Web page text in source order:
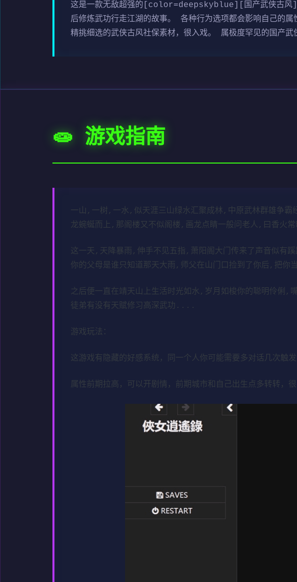
这是一款无敌超强的[color=deepskyblue][国产武侠古风
后修炼武功行走江湖的故事。 各种行为选项都会影响自己的
精挑细选的武侠古风社保素材，很入戏。 属极度罕见的国产
🧫 游戏指南
一山,一树,一水,似天涯三山绿水汇聚成林,中原武林群雄争霸
龙蜿蜒而上,那阁楼又不似阁楼,画龙点睛一般问老人,曰香火
这一天,天降暴雨,伸手不见五指,萧阳阁大门传来了声音似有
你的父母是谁只知道那天大雨,师父在山门口捡到了你后,把你当
之后便一直在靖天山上生活时光如水,岁月如梭你的聪明伶俐
徒弟有没有天赋修习高深武功....
游戏玩法：
这游戏有隐藏的好感系统，同一个人你可能需要多对话几次触发
属性前期拉高，可以开剧情，前期城市和自己出生点多转转，很